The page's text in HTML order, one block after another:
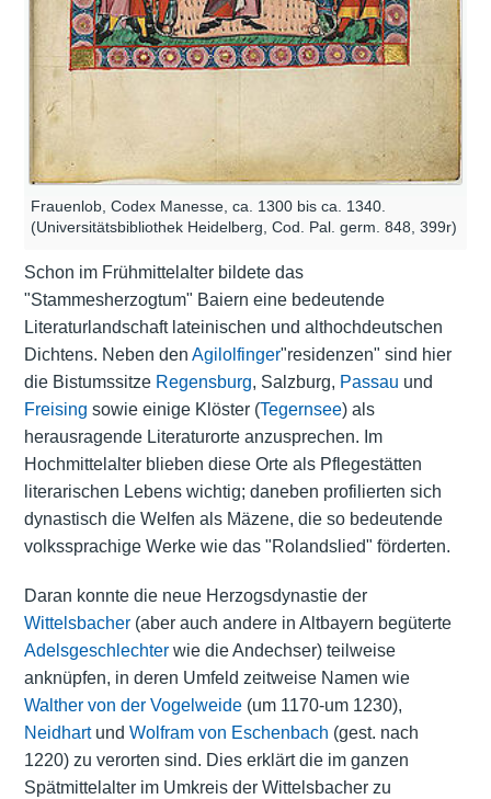
Frauenlob, Codex Manesse, ca. 1300 bis ca. 1340.
(Universitätsbibliothek Heidelberg, Cod. Pal. germ. 848, 399r)
Schon im Frühmittelalter bildete das
"Stammesherzogtum" Baiern eine bedeutende
Literaturlandschaft lateinischen und althochdeutschen
Dichtens. Neben den Agilolfinger"residenzen" sind hier
die Bistumssitze Regensburg, Salzburg, Passau und
Freising sowie einige Klöster (Tegernsee) als
herausragende Literaturorte anzusprechen. Im
Hochmittelalter blieben diese Orte als Pflegestätten
literarischen Lebens wichtig; daneben profilierten sich
dynastisch die Welfen als Mäzene, die so bedeutende
volkssprachige Werke wie das "Rolandslied" förderten.
Daran konnte die neue Herzogsdynastie der
Wittelsbacher(aber auch andere in Altbayern begüterte
Adelsgeschlechterwie die Andechser) teilweise
anknüpfen, in deren Umfeld zeitweise Namen wie
Walther von der Vogelweide(um 1170-um 1230),
Neidhartund Wolfram von Eschenbach (gest. nach
1220) zu verorten sind. Dies erklärt die im ganzen
Spätmittelalter im Umkreis der Wittelsbacher zu